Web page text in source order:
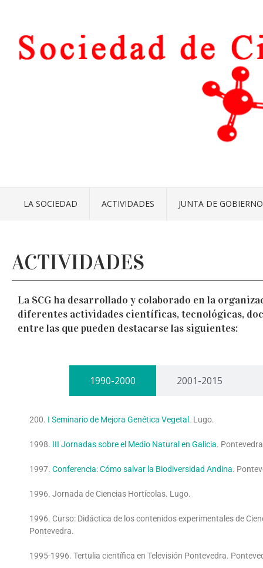
LA SOCIEDAD ACTIVIDADES JUNTA DE GOBIERNO
ACTIVIDADES
La SCG ha desarrollado y colaborado en la
diferentes actividades científicas, tecnológicas,
entre las que pueden destacarse las siguientes:
1990-2000 2001-2015
200. I Seminario de Mejora Genética Vegetal . Lugo.
1998. III Jornadas sobre el Medio Natural en Galicia.
1997. Conferencia: Cómo salvar la Biodiversidad Andina.
1996. Jornada de Ciencias Hortícolas. Lugo.
1996. Curso: Didáctica de los contenidos experimentales de
Pontevedra.
1995-1996. Tertulia científica en Televisión Pontevedra.